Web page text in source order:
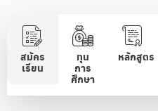
สมัคร
เรียน
ทุน
การ
ศึกษา
หลักสูตร